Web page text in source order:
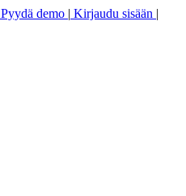
Pyydä demo | Kirjaudu sisään |